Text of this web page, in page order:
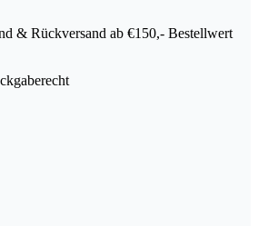
& Rückversand ab €150,- Bestellwert